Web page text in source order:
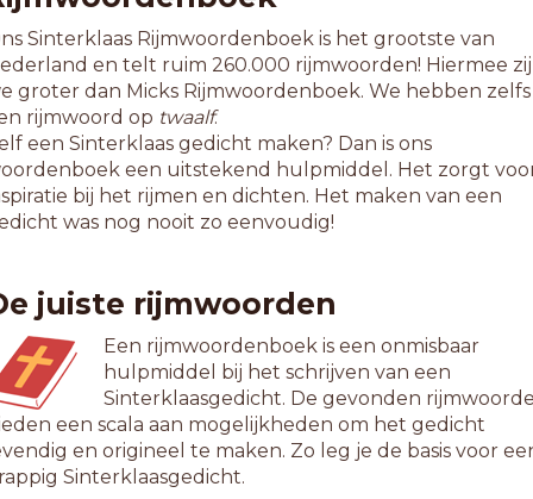
letterwoorden
Sinterklaas Rijmwoordenboek is het grootste van
en telt ruim 260.000 rijmwoorden! Hiermee
groter dan Micks Rijmwoordenboek. We hebben zelfs
rijmwoord op twaalf.
een Sinterklaas gedicht maken? Dan is ons
een uitstekend hulpmiddel. Het zorgt
bij het rijmen en dichten. Het maken van een
was nog nooit zo eenvoudig!
juiste rijmwoorden
Een rijmwoordenboek is een onmisbaar
hulpmiddel bij het schrijven van een
Sinterklaasgedicht. De gevonden
een scala aan mogelijkheden om het gedicht
en origineel te maken. Zo leg je de basis voor
Sinterklaasgedicht.